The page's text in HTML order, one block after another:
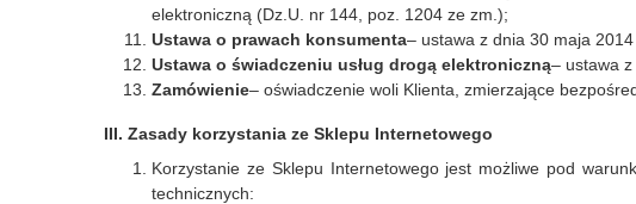
elektroniczną (Dz.U. nr 144, poz. 1204 ze zm.);
Ustawa o prawach konsumenta– ustawa z dnia 30 maja
Ustawa o świadczeniu usług drogą elektroniczną– ustawa
Zamówienie– oświadczenie woli Klienta, zmierzające
III. Zasady korzystania ze Sklepu Internetowego
Korzystanie ze Sklepu Internetowego jest możliwe pod
technicznych: